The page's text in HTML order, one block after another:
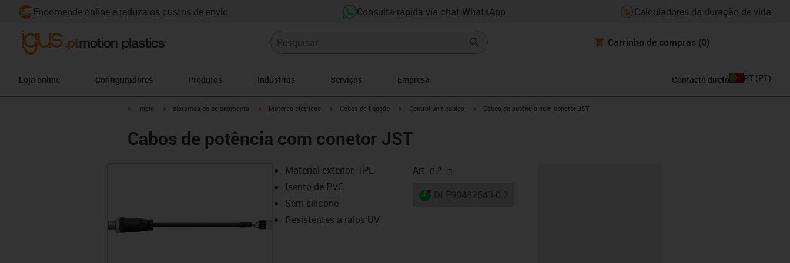
Encomende online e reduza os custos de envio Consulta rápida via chat WhatsApp Calculadores da duração de vida
Carrinho de compras (0)
Loja online Configuradores Produtos Indústrias Serviços Empresa Contacto direto PT (PT)
igus-icon-arrow-right
Início igus-icon-arrow-right
sistemas de acionamento igus-icon-arrow-right
Motores elétricos igus-icon-arrow-right
Cabos de ligação igus-icon-arrow-right
Control unit cables igus-icon-arrow-right
Cabos de potência com conetor JST
Cabos de potência com conetor JST
Material exterior: TPE
Isento de PVC
Sem silicone
Resistentes a raios UV
Art. n.º
igus-icon-lieferzeit-dot